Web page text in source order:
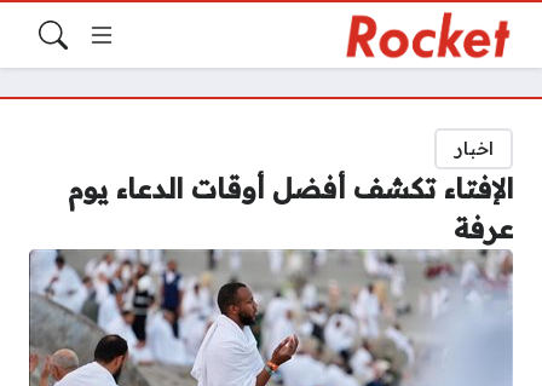
اخبار
الإفتاء تكشف أفضل أوقات الدعاء يوم
عرفة